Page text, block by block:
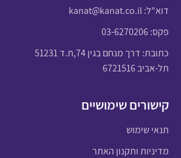
דוא"ל:kanat@kanat.co.il
פקס: 03-6270206
כתובת: דרך מנחם בגין 74,ת.ד 51231
תל-אביב 6721516
קישורים שימושיים
תנאי שימוש
מדיניות ותקנון האתר